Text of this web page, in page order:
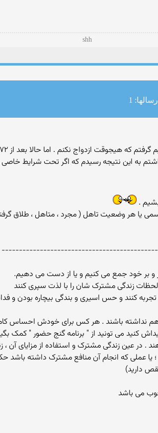
shh
ارسالها: 1
از تلوزیون گنج حضور ( هاتبرد ۱۱۰۳۴ ورتیکال ۲۷۵۰۰ ) داشتم به این
.
یا هر وضعیت تاهل ( مجرد ، متاهل ، طلاق
بر خود جمع می کنیم و یا از دست می دهیم.
لحظات زندگی مشترک شان را با لذت سپری کنند
کنند و حس اسیری و بندگی بیچاره بودن و
هم نداشته باشند . هر کس برای خودش احساس
کنید می تونید از " برنامه گنج حضور " کمک
. در عین زندگی مشترک و استفاده از
عملی که انجام آن منافع مشترک داشته باشد
دارید)
می باشد